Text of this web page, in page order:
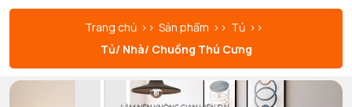
Trang chủ Sản phẩm
Tủ
Tủ/ Nhà/ Chuồng Thú Cưng